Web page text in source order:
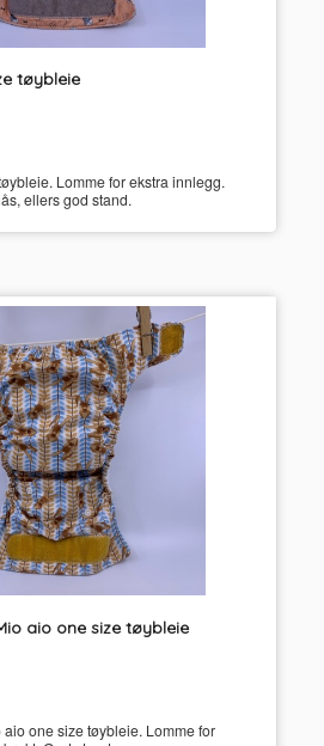
tøybleie
Lomme for ekstra innlegg.
ellers god stand.
aio one size tøybleie
one size tøybleie. Lomme for